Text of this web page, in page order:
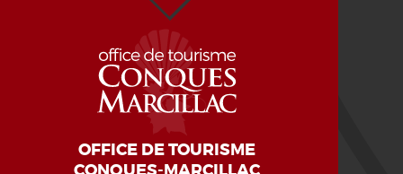
OFFICE DE TOURISME